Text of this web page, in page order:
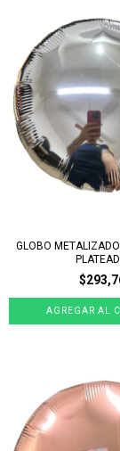
GLOBO